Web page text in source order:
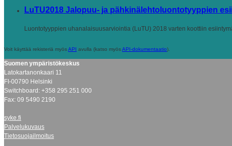
LuTU2018 Jalopuu- ja pähkinälehtoluontotyyppien
Luontotyyppien uhanalaisuusarviointia (LuTU) 2018 varten koottiin
Voit käyttää rekisteriä myösAPI avulla (katso myösAPI-dokumentaatio).
Suomen ympäristökeskus
Latokartanonkaari 11
FI-00790 Helsinki
Switchboard: +358 295 251 000
Fax: 09 5490 2190
syke.fi
Palvelukuvaus
Tietosuojailmoitus